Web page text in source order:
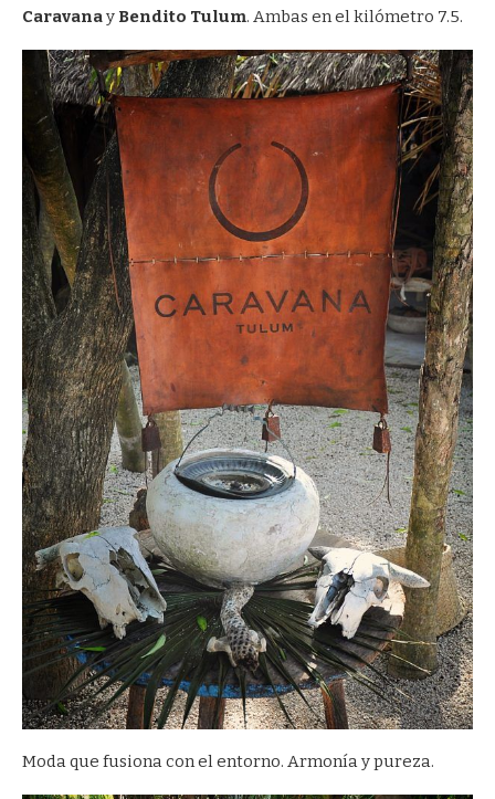
Caravanay Bendito Tulum. Ambas en el kilómetro 7.5.
Moda que fusiona con el entorno. Armonía y pureza.